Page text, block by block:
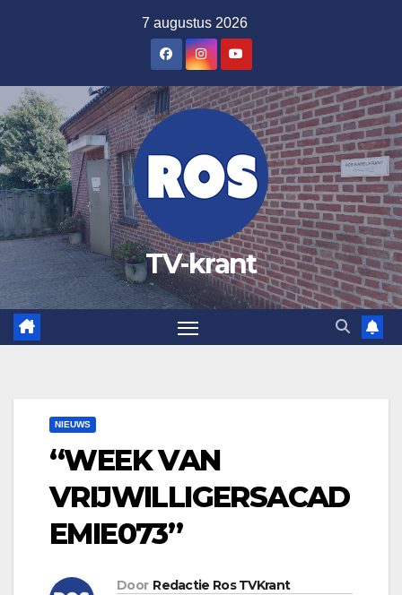
inhoud
7 augustus 2026
TV-krant
NIEUWS
“WEEK VAN
VRIJWILLIGERSACAD
EMIE073”
Door Redactie Ros TVKrant